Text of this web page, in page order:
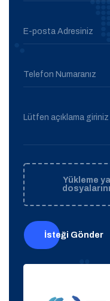
E-posta Adresiniz
Telefon Numaranız
Lütfen açıklama giriniz
Yükleme
İsteği Gönder